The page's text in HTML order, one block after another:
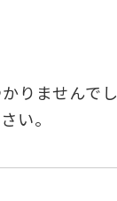
りませんでし
い。